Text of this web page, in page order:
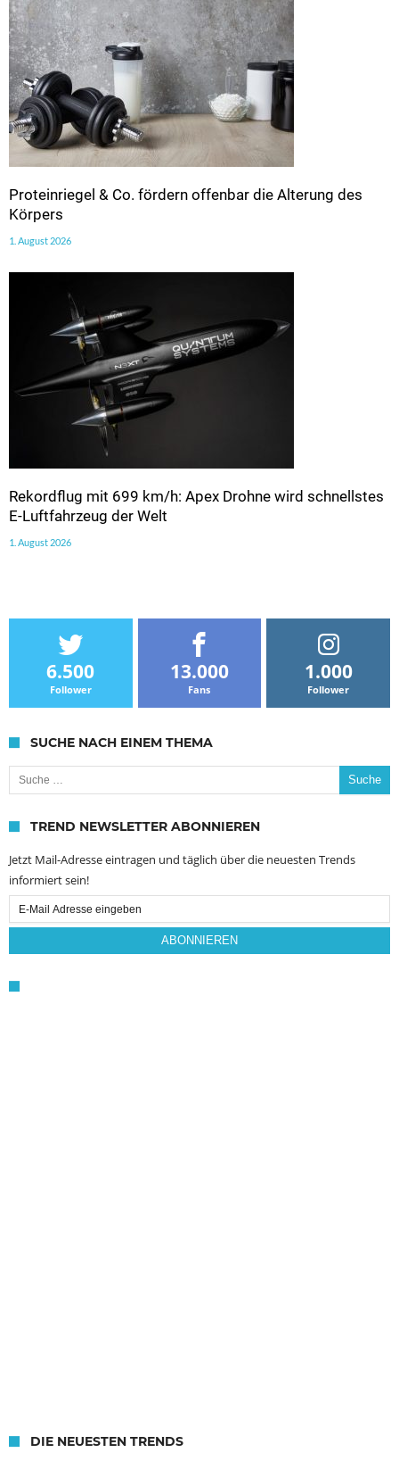
Proteinriegel & Co. fördern offenbar die Alterung des
Körpers
1. August 2026
Rekordflug mit 699 km/h: Apex Drohne wird schnellstes
E-Luftfahrzeug der Welt
1. August 2026
6.500
Follower
13.000
Fans
1.000
Follower
SUCHE NACH EINEM THEMA
Suche nach:
TREND NEWSLETTER ABONNIEREN
Jetzt Mail-Adresse eintragen und täglich über die neuesten Trends
informiert sein!
Email
Subscription
ABONNIEREN
DIE NEUESTEN TRENDS